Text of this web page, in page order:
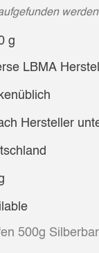
g
LBMA
Hersteller
500g